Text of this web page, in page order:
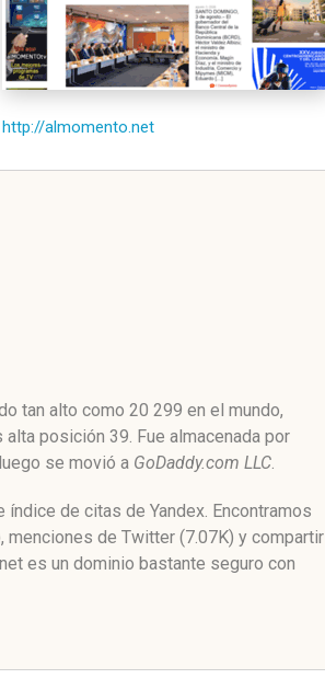
http://almomento.net
tan alto como 20 299 en el mundo,
posición 39. Fue almacenada por
se movió a GoDaddy.com LLC.
de citas de Yandex. Encontramos
menciones de Twitter (7.07K) y compartir
es un dominio bastante seguro con